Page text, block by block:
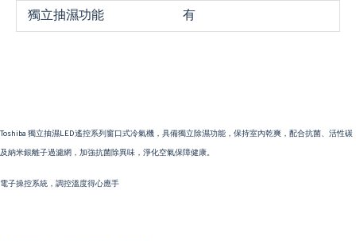
獨立抽濕功能
有
Toshiba 獨立抽濕LED遙控系列窗口式冷氣機，具備獨立除濕功能，保持室內乾爽，配合抗菌、活性碳
及納米銀離子過濾網，加強抗菌除異味，淨化空氣保障健康。
電子操控系統，調控溫度得心應手